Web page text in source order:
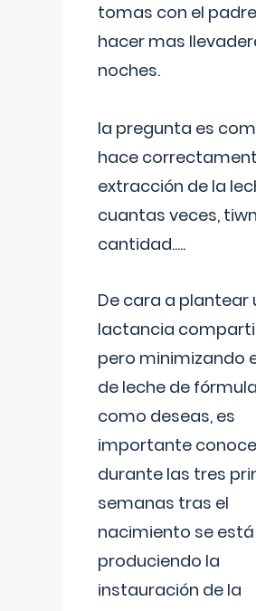
tomas con el
hacer mas
noches.
la pregunta es
hace
extracción de la
cuantas veces,
cantidad.....
De cara a plantear
lactancia
pero minimizando
de leche de fórmula
como deseas, es
importante
durante las tres
semanas tras el
nacimiento se está
produciendo la
instauración de la